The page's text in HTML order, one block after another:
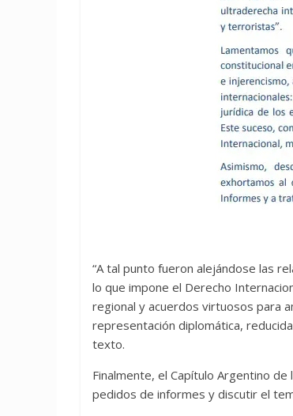
“A tal punto fueron alejándose las
lo que impone el Derecho
regional y acuerdos virtuosos para
representación diplomática,
texto.
Finalmente, el Capítulo Argentino
pedidos de informes y discutir el